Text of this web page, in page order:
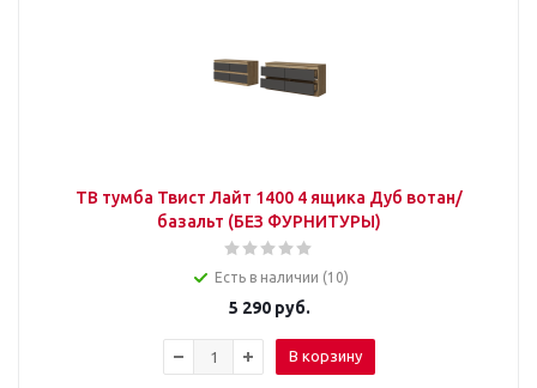
ТВ тумба Твист Лайт 1400 4 ящика Дуб вотан/
базальт (БЕЗ ФУРНИТУРЫ)
Есть в наличии (10)
5 290руб.
В корзину